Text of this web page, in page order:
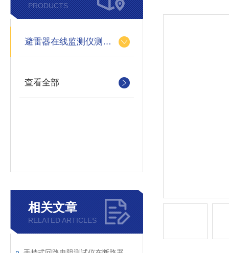
PRODUCTS
避雷器在线监测仪测试仪
查看全部
相关文章
RELATED ARTICLES